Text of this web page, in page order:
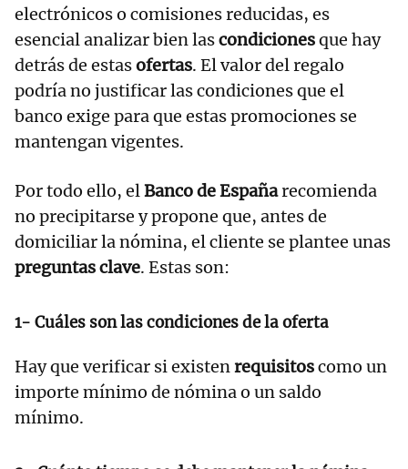
electrónicos o comisiones reducidas, es
esencial analizar bien lascondicionesque hay
detrás de estasofertas. El valor del regalo
podría no justificar las condiciones que el
banco exige para que estas promociones se
mantengan vigentes.
Por todo ello, elBanco de Españarecomienda
no precipitarse y propone que, antes de
domiciliar la nómina, el cliente se plantee unas
preguntas clave. Estas son:
1- Cuáles son las condiciones de la oferta
Hay que verificar si existenrequisitoscomo un
importe mínimo de nómina o un saldo
mínimo.